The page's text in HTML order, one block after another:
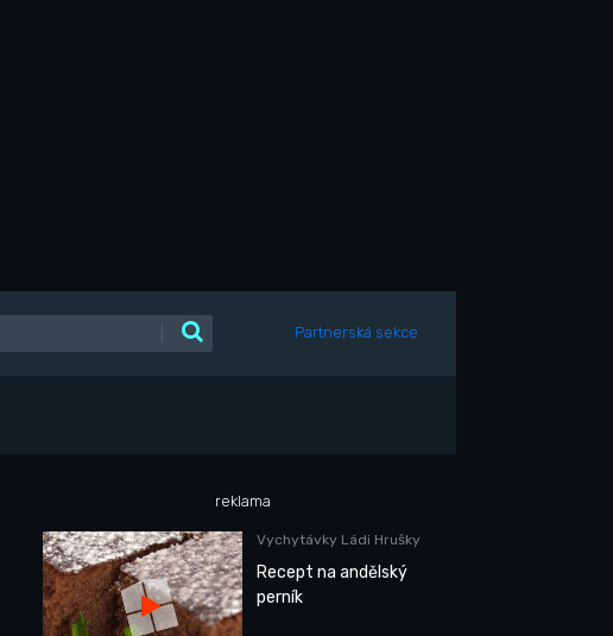
Partnerská sekce
reklama
Vychytávky Ládi Hrušky
Recept na andělský
perník